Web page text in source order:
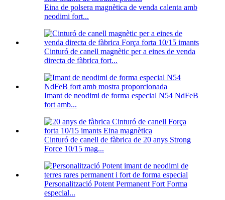
Eina de polsera magnètica de venda calenta amb
neodimi fort...
Cinturó de canell magnètic per a eines de venda
directa de fàbrica fort...
Imant de neodimi de forma especial N54 NdFeB
fort amb...
Cinturó de canell de fàbrica de 20 anys Strong
Force 10/15 mag...
Personalització Potent Permanent Fort Forma
especial...